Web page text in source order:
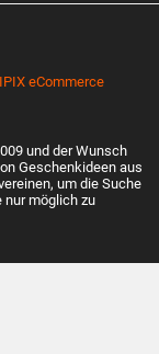
eCommerce
und der Wunsch
Geschenkideen aus
um die Suche
nur möglich zu